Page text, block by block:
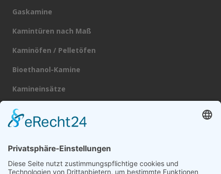
Gaskamine
Kamintüren nach Maß
Kaminöfen / Pelletöfen
Bioethanol-Kamine
Kamineinsätze
Heizkassetten
Schornsteine
Broschüre